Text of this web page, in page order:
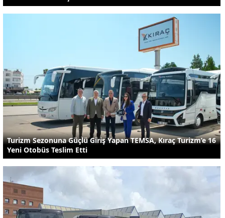
Turizm Sezonuna Güçlü Giriş Yapan TEMSA, Kıraç Turizm’e 16
Yeni Otobüs Teslim Etti